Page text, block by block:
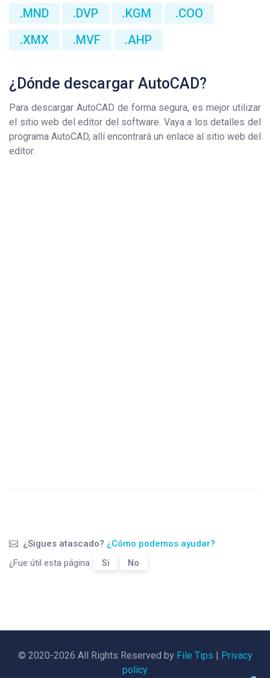
.MND
.DVP .KGM
.COO
.XMX
.MVF .AHP
¿Dónde descargar AutoCAD?
Para descargar AutoCAD de forma segura, es mejor utilizar
el sitio web del editor del software. Vaya a los detalles del
programa AutoCAD, allí encontrará un enlace al sitio web del
editor.
¿Sigues atascado? ¿Cómo podemos ayudar?
¿Fue útil esta página
Si No
© 2020-2026 All Rights Reserved by File Tips | Privacy
policy